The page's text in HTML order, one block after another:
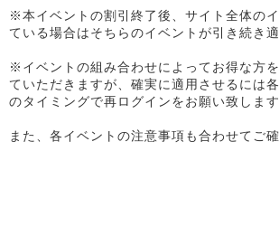
※本イベントの割引終了後、サイト全体の
ている場合はそちらのイベントが引き続き
※イベントの組み合わせによってお得な方
ていただきますが、確実に適用させるには
のタイミングで再ログインをお願い致します
また、各イベントの注意事項も合わせてご確